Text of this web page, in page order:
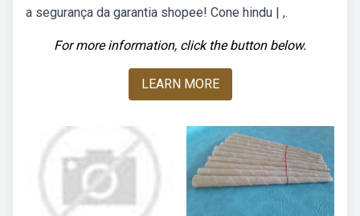
a segurança da garantia shopee! Cone hindu | ,.
For more information, click the button below.
LEARN MORE